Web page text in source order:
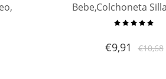
Bebe,Colchoneta
Universal Verano
para el Cochecito y
€9,91 €10,68